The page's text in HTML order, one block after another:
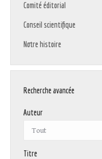
Comité éditorial
Conseil scientifique
Notre histoire
Recherche avancée
Auteur
Titre